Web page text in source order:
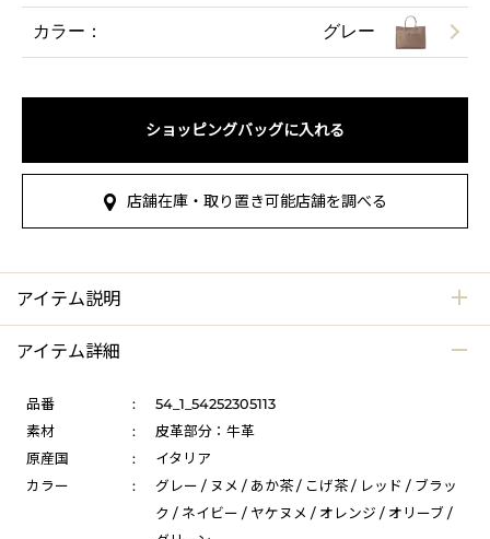
カラー： グレー
ショッピングバッグに入れる
店舗在庫・取り置き可能店舗を調べる
アイテム説明
アイテム詳細
品番 :
54_1_54252305113
素材
:
皮革部分：牛革
原産国
:
イタリア
カラー
:
グレー / ヌメ / あか茶 / こげ茶 / レッド / ブラッ
ク / ネイビー / ヤケヌメ / オレンジ / オリーブ /